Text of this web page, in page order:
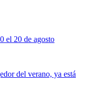
el 20 de agosto
del verano, ya está